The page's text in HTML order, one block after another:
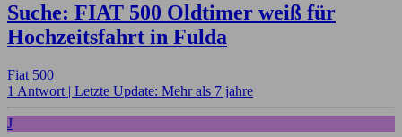
Suche: FIAT 500 Oldtimer weiß für
Hochzeitsfahrt in Fulda
Fiat 500
1 Antwort | Letzte Update: Mehr als 7 jahre
J